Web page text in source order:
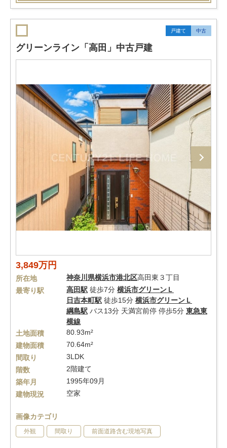
戸建て 中古
グリーンライン「高田」中古戸建
3,849万円
所在地 神奈川県横浜市港北区高田東３丁目
最寄り駅
高田駅 徒歩7分 横浜市グリーンＬ
日吉本町駅 徒歩15分 横浜市グリーンＬ
綱島駅 バス13分 天満宮前停 停歩5分 東急東
横線
土地面積
80.93m²
建物面積
70.64m²
間取り
3LDK
階数
2階建て
築年月
1995年09月
建物現況
空家
画像カテゴリ
外観 間取り 前面道路含む現地写真